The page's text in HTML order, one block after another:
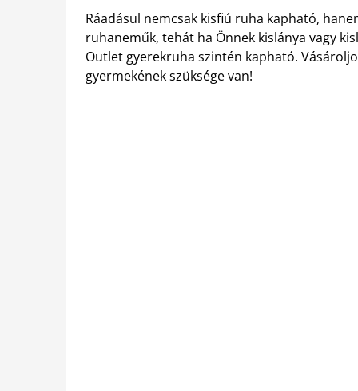
Ráadásul nemcsak kisfiú ruha kapható,
ruhaneműk, tehát ha Önnek kislánya vagy
Outlet gyerekruha szintén kapható.
gyermekének szüksége van!